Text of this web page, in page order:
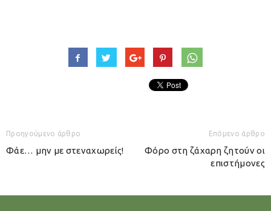
Προηγούμενο άρθρο
Φάε… μην με στεναχωρείς!
Επόμενο άρθρο
Φόρο στη ζάχαρη ζητούν οι
επιστήμονες